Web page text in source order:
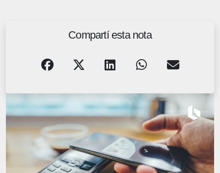
Compartí esta nota